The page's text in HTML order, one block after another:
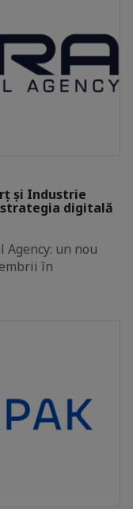
și Industrie
digitală
un nou
în